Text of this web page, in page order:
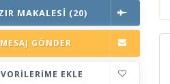
MAKALESI (20)
MESAJ GÖNDER
EKLE